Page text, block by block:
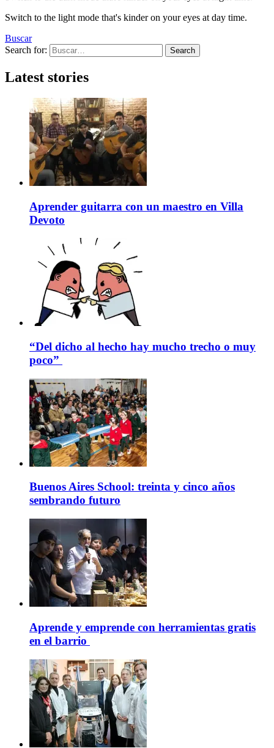
Switch to the light mode that's kinder on your eyes at day time.
Buscar
Search for:
Search
Latest stories
Aprender guitarra con un maestro en Villa
Devoto
“Del dicho al hecho hay mucho trecho o muy
poco”
Buenos Aires School: treinta y cinco años
sembrando futuro
Aprende y emprende con herramientas gratis
en el barrio